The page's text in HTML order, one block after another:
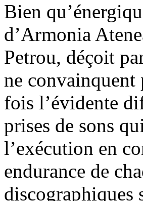
Bien
d’Armonia
Petrou, déçoit
ne convainquent
fois l’évidente
prises de sons
l’exécution en
endurance de
discographiques